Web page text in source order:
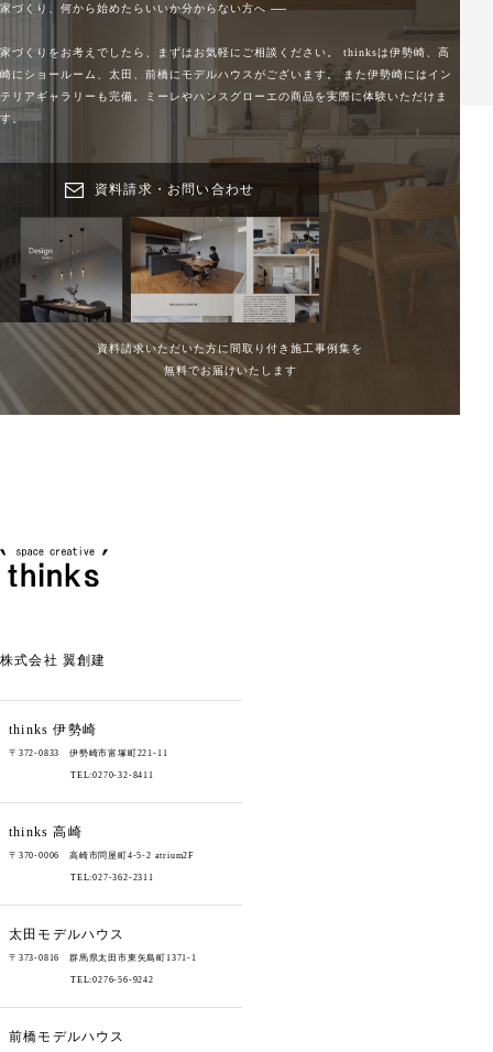
家づくり、何から始めたらいいか分からない方へ ──
家づくりをお考えでしたら、まずはお気軽にご相談ください。
thinksは伊勢崎、高
崎にショールーム、太田、前橋にモデルハウスがございます。また伊勢崎にはイン
テリアギャラリーも完備。ミーレやハンスグローエの商品を実際に体験いただけま
す。
資料請求・お問い合わせ
資料請求いただいた方に間取り付き施工事例集を
無料でお届けいたします
株式会社 翼創建
thinks 伊勢崎
〒372-0833 伊勢崎市富塚町221-11
TEL:0270-32-8411
thinks 高崎
〒370-0006 高崎市問屋町4-5-2 atrium2F
TEL:027-362-2311
太田モデルハウス
〒373-0816 群馬県太田市東矢島町1371-1
TEL:0276-56-9242
前橋モデルハウス